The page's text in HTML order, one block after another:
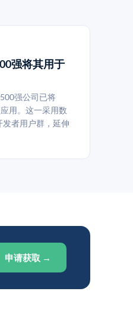
强将其用于
强公司已将
用。这一采用数
者用户群，延伸
申请获取 →